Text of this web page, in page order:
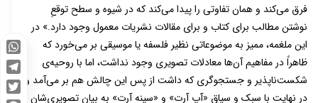
فرق می‌کند و همان تفاوتی را پیدا می‌کند که در شیوه‌ و سطح توقعِ
نوشتن مطالب برای کتاب و برای مقالات نشریات معمول وجود دارد.» در
این ملغمه، ممیز به موضوعاتی نظیر فلسفه یا موسیقی بر می‌خورد که
ظاهراً در مفاهیم آن‌ها معادلات تصویری وجود نداشت، اما با روحیه‌ی
شکست‌ناپذیر و جستجوگری که داشت از پس این چالش هم بر می‌آمد و
در نهایت با سبک و سیاق «آپ آرت» و «سینه آرت» به بیان تصویری‌شان
WhatsApp
Telegram